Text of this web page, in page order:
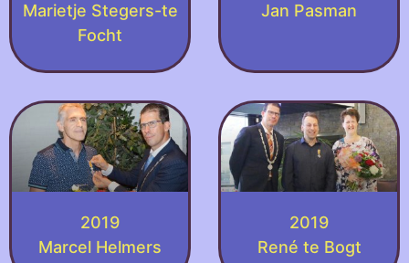
Marietje Stegers-te
Focht
Jan Pasman
2019
Marcel Helmers
2019
René te Bogt